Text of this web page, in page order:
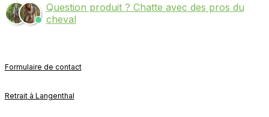
Question produit ? Chatte avec des pros du
cheval
Formulaire de contact
Retrait à Langenthal